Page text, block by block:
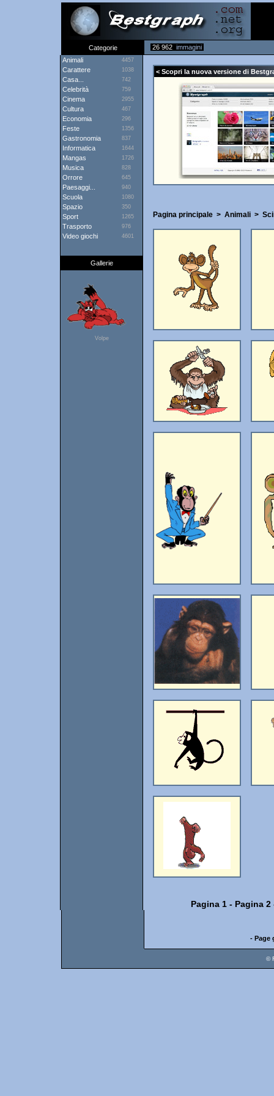
Categorie 26 962 immagini
Animali
4457
Carattere 1038
Casa... 742
Celebrità 759
Cinema 2955
Cultura 467
Economia 296
Feste 1356
Gastronomia 837
Informatica 1644
Mangas 1726
Musica 828
Orrore 645
Paesaggi... 940
Scuola 1080
Spazio 350
Sport 1265
Trasporto 976
Video giochi 4601
Gallerie
Volpe
< Scopri la nuova versione di
Pagina principale > Animali >
Pagina 1 - Pagina 2
- Page
©